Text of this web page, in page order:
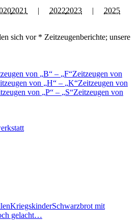
2021 | 20222023 | 2025
sich vor * Zeitzeugenberichte; unsere
von B – F Zeitzeugen von
von H – K Zeitzeugen von
von P – S Zeitzeugen von
KriegskinderSchwarzbrot mit
gelacht…